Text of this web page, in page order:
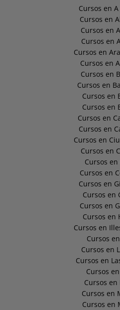
Cursos en
Cursos en
Cursos en
Cursos en
Cursos en
Cursos en
Cursos en
Cursos en
Cursos en
Cursos en
Cursos en
Cursos en
Cursos en
Cursos en
Cursos en
Cursos en
Cursos en
Cursos en
Cursos en
Cursos en
Cursos en
Cursos
Cursos en
Cursos en
Cursos
Cursos en
Cursos en
Cursos en